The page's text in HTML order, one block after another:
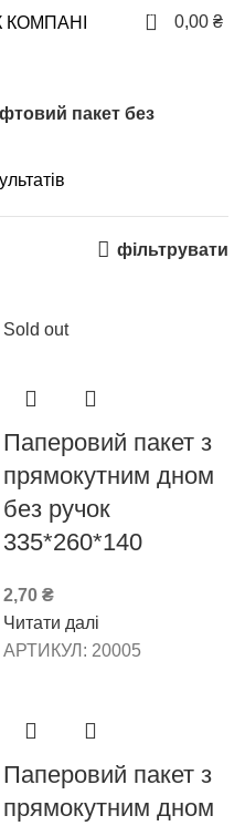
0 0,00 ₴
пакет без
фільтрувати
Sold out
Паперовий пакет з
прямокутним дном
без ручок
335*260*140
2,70 ₴
Читати далі
АРТИКУЛ: 20005
Паперовий пакет з
прямокутним дном